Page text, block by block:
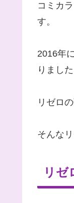
コミカ
す。
2016年
りました
リゼロ
そんな
リゼ